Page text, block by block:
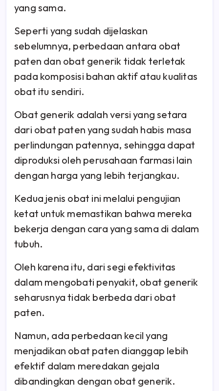
yang sama.
Seperti yang sudah dijelaskan
sebelumnya, perbedaan antara obat
paten dan obat generik tidak terletak
pada komposisi bahan aktif atau kualitas
obat itu sendiri.
Obat generik adalah versi yang setara
dari obat paten yang sudah habis masa
perlindungan patennya, sehingga dapat
diproduksi oleh perusahaan farmasi lain
dengan harga yang lebih terjangkau.
Kedua jenis obat ini melalui pengujian
ketat untuk memastikan bahwa mereka
bekerja dengan cara yang sama di dalam
tubuh.
Oleh karena itu, dari segi efektivitas
dalam mengobati penyakit, obat generik
seharusnya tidak berbeda dari obat
paten.
Namun, ada perbedaan kecil yang
menjadikan obat paten dianggap lebih
efektif dalam meredakan gejala
dibandingkan dengan obat generik.